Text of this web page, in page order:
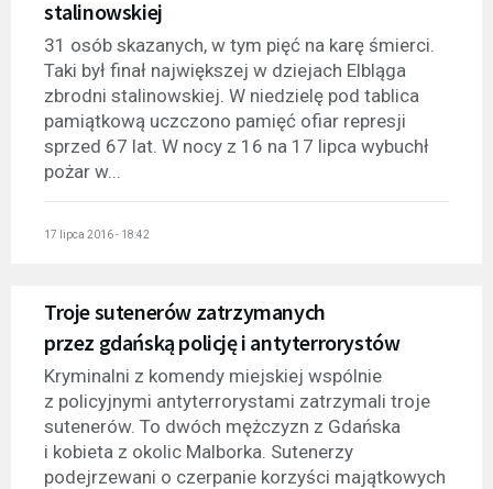
stalinowskiej
31 osób skazanych, w tym pięć na karę śmierci.
Taki był finał największej w dziejach Elbląga
zbrodni stalinowskiej. W niedzielę pod tablica
pamiątkową uczczono pamięć ofiar represji
sprzed 67 lat. W nocy z 16 na 17 lipca wybuchł
pożar w...
17 lipca 2016 - 18:42
Troje sutenerów zatrzymanych
przez gdańską policję i antyterrorystów
Kryminalni z komendy miejskiej wspólnie
z policyjnymi antyterrorystami zatrzymali troje
sutenerów. To dwóch mężczyzn z Gdańska
i kobieta z okolic Malborka. Sutenerzy
podejrzewani o czerpanie korzyści majątkowych